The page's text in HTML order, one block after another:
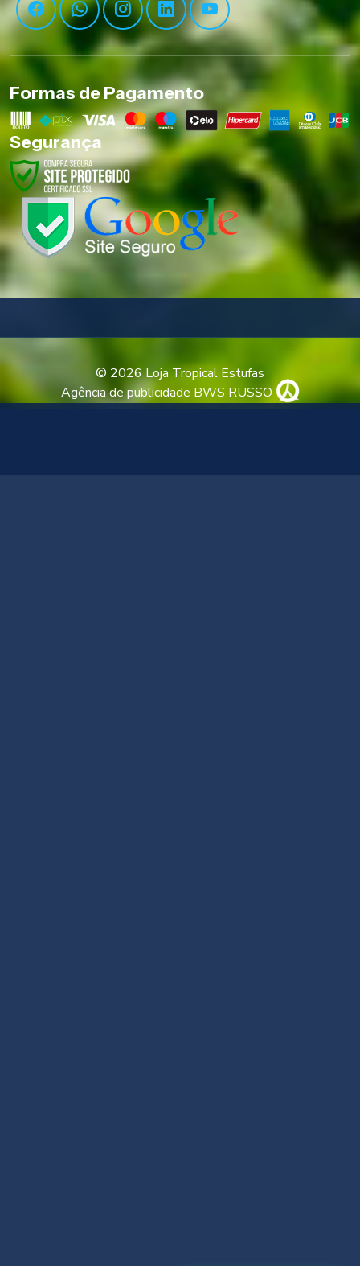
Formas de Pagamento
Segurança
© 2026 Loja Tropical Estufas
Agência de publicidade BWS RUSSO